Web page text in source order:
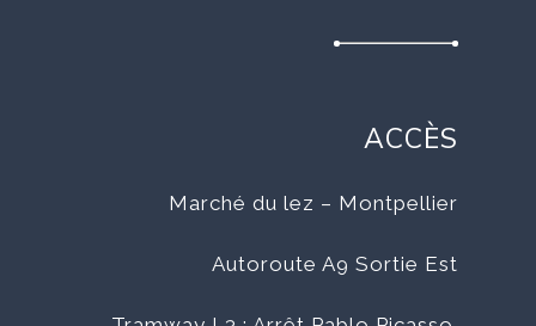
ACCÈS
Marché du lez – Montpellier
Autoroute A9 Sortie Est